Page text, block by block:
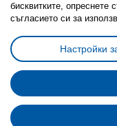
Политика за
Избор на
Условия за ползване
Политика за
Общи
Политика за защита
бисквитките, опреснете
съгласието си за
Настройки